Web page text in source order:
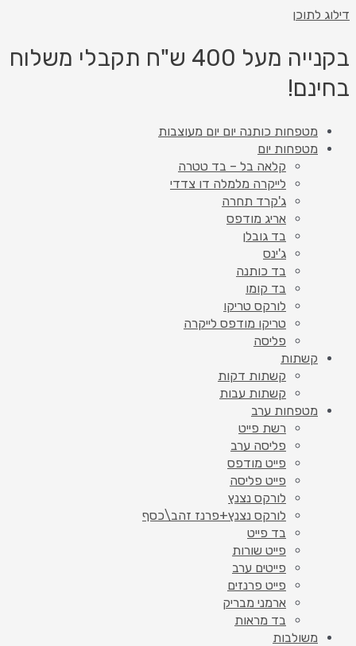
דילוג לתוכן
בקנייה מעל 400 ש"ח תקבלי משלוח
בחינם!
מטפחות כותנה יום יום מעוצבות
מטפחות יום
קלאה בל – בד טטרה
לייקרה מלמלה דו צדדי
ג'קרד תחרה
אריג מודפס
בד גובלן
ג'ינס
בד כותנה
בד קומו
לורקס טריקו
טריקו מודפס לייקרה
פליסה
קשתות
קשתות דקות
קשתות עבות
מטפחות ערב
רשת פייט
פליסה ערב
פייט מודפס
פייט פליסה
לורקס נצנץ
לורקס נצנץ+פרנז זהב\כסף
בד פייט
פייט שורות
פייטים ערב
פייט פרנזים
ארמני מבריק
בד מראות
משולבות